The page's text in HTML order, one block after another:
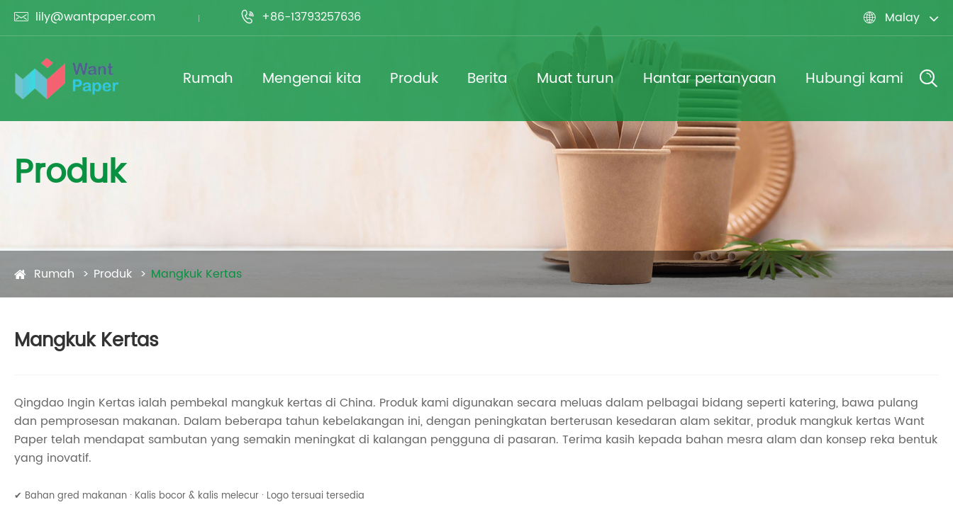
 lily@wantpaper.com  +86-13793257636  Malay
Rumah Mengenai kita Produk Berita Muat turun Hantar pertanyaan Hubungi kami
Produk
Rumah Produk Mangkuk Kertas
Mangkuk Kertas
Qingdao Ingin Kertas ialah pembekal mangkuk kertas di China. Produk kami digunakan secara meluas dalam pelbagai bidang seperti katering, bawa pulang
dan pemprosesan makanan. Dalam beberapa tahun kebelakangan ini, dengan peningkatan berterusan kesedaran alam sekitar, produk mangkuk kertas Want
Paper telah mendapat sambutan yang semakin meningkat di kalangan pengguna di pasaran. Terima kasih kepada bahan mesra alam dan konsep reka bentuk
yang inovatif.
✔ Bahan gred makanan · Kalis bocor & kalis melecur · Logo tersuai tersedia